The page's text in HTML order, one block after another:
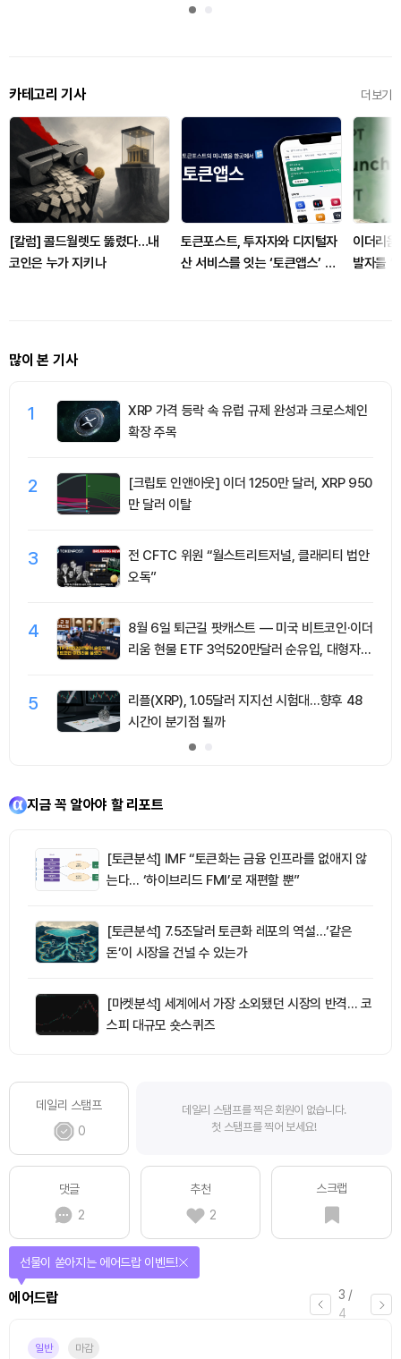
카테고리 기사 더보기
[칼럼] 콜드월렛도 뚫렸다…내
코인은 누가 지키나
토큰포스트, 투자자와 디지털자
산 서비스를 잇는 ‘토큰앱스’ 출
이더리
발자들 “
많이 본 기사
1
XRP 가격 등락 속 유럽 규제 완성과 크로스체인
확장 주목
2
[크립토 인앤아웃] 이더 1250만 달러, XRP 950
만 달러 이탈
3
전 CFTC 위원 “월스트리트저널, 클래리티 법안
오독”
4
8월 6일 퇴근길 팟캐스트 — 미국 비트코인·이더
리움 현물 ETF 3억520만달러 순유입, 대형자산
5
리플(XRP), 1.05달러 지지선 시험대…향후 48
시간이 분기점 될까
지금 꼭 알아야 할 리포트
[토큰분석] IMF “토큰화는 금융 인프라를 없애지 않
는다… ‘하이브리드 FMI’로 재편할 뿐”
[토큰분석] 7.5조달러 토큰화 레포의 역설…‘같은
돈’이 시장을 건널 수 있는가
[마켓분석] 세계에서 가장 소외됐던 시장의 반격… 코
스피 대규모 숏스퀴즈
데일리 스탬프
0
데일리 스탬프를 찍은 회원이 없습니다.
첫 스탬프를 찍어 보세요!
댓글
2
추천
2
스크랩
4 /
4
퀴즈
퀴즈풀고 선물 받자!
진행중